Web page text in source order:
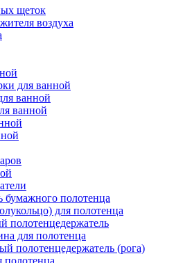
щеток
воздуха
для ванной
ванной
ванной
бумажного полотенца
для полотенца
полотенцедержатель
для полотенца
полотенцедержатель (рога)
полотенца